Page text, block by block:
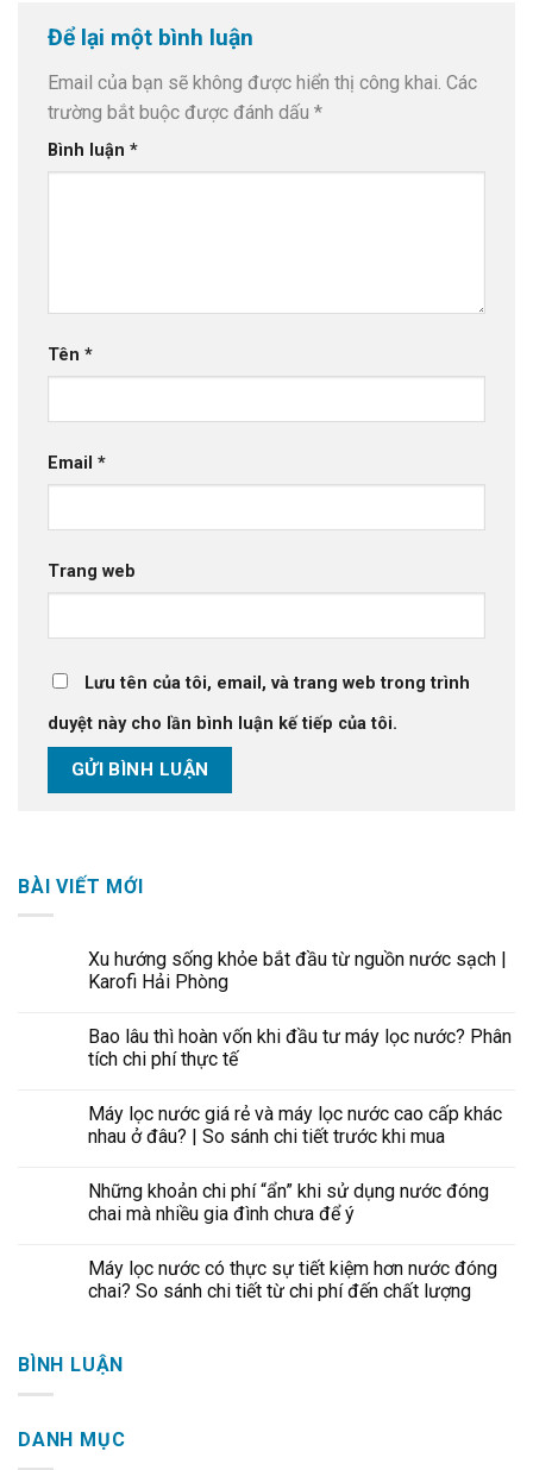
Để lại một bình luận
Email của bạn sẽ không được hiển thị công khai. Các
trường bắt buộc được đánh dấu *
Bình luận *
Tên *
Email *
Trang web
Lưu tên của tôi, email, và trang web trong trình
duyệt này cho lần bình luận kế tiếp của tôi.
BÀI VIẾT MỚI
Xu hướng sống khỏe bắt đầu từ nguồn nước sạch |
Karofi Hải Phòng
Bao lâu thì hoàn vốn khi đầu tư máy lọc nước? Phân
tích chi phí thực tế
Máy lọc nước giá rẻ và máy lọc nước cao cấp khác
nhau ở đâu? | So sánh chi tiết trước khi mua
Những khoản chi phí “ẩn” khi sử dụng nước đóng
chai mà nhiều gia đình chưa để ý
Máy lọc nước có thực sự tiết kiệm hơn nước đóng
chai? So sánh chi tiết từ chi phí đến chất lượng
BÌNH LUẬN
DANH MỤC